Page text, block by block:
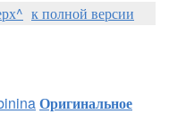
к полной версии
Оригинальное